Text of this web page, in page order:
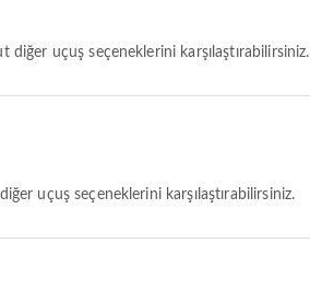
diğer uçuş seçeneklerini karşılaştırabilirsiniz.
uçuş seçeneklerini karşılaştırabilirsiniz.